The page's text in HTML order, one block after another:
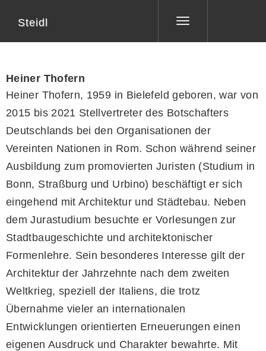
Toggle
Steidl
Heiner Thofern
Heiner Thofern, 1959 in Bielefeld geboren, war von
2015 bis 2021 Stellvertreter des Botschafters
Deutschlands bei den Organisationen der
Vereinten Nationen in Rom. Schon während seiner
Ausbildung zum promovierten Juristen (Studium in
Bonn, Straßburg und Urbino) beschäftigt er sich
eingehend mit Architektur und Städtebau. Neben
dem Jurastudium besuchte er Vorlesungen zur
Stadtbaugeschichte und architektonischer
Formenlehre. Sein besonderes Interesse gilt der
Architektur der Jahrzehnte nach dem zweiten
Weltkrieg, speziell der Italiens, die trotz
Übernahme vieler an internationalen
Entwicklungen orientierten Erneuerungen einen
eigenen Ausdruck und Charakter bewahrte. Mit